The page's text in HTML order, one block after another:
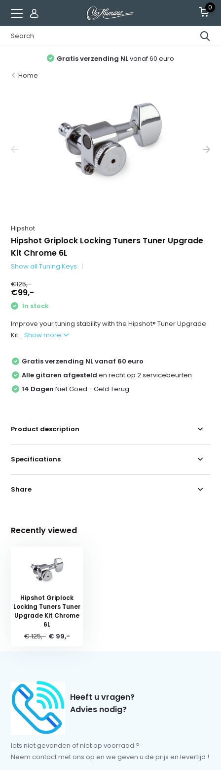
0
Gratis verzending NLvanaf 60 euro
Home
Hipshot
Hipshot Griplock Locking Tuners Tuner Upgrade
Kit Chrome 6L
Show all Tuning Keys
€125,-
€99,-
In stock
Improve your tuning stability with the Hipshot® Tuner Upgrade
Kit...Show more
Gratis verzending NL vanaf 60 euro
Alle gitaren afgesteld en recht op 2 servicebeurten
14 Dagen Niet Goed - Geld Terug
Product description
Specifications
Share
Recently viewed
Hipshot Griplock
Locking Tuners Tuner
Upgrade Kit Chrome
6L
€ 125,- € 99,-
Heeft u vragen?
Advies nodig?
Iets niet gevonden of niet op voorraad ?
Neem contact met ons op en we geven u de prijs en levertijd !